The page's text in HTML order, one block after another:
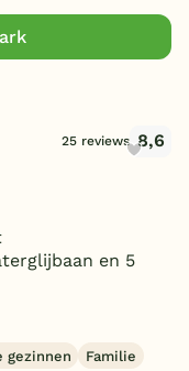
25 reviews 8,6
en 5
gezinnen
Familie